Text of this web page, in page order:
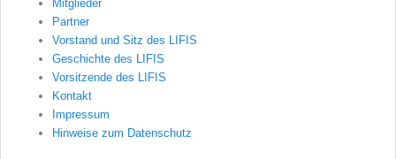
Mitglieder
Partner
Vorstand und Sitz des LIFIS
Geschichte des LIFIS
Vorsitzende des LIFIS
Kontakt
Impressum
Hinweise zum Datenschutz